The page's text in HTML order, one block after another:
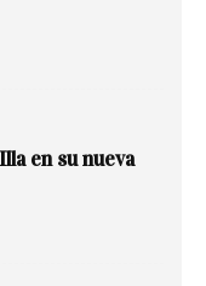
en su nueva